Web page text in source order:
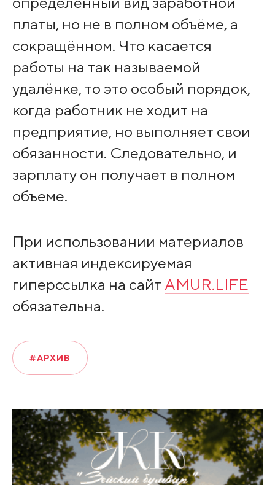
платы, но не в полном объёме, а
сокращённом. Что касается
работы на так называемой
удалёнке, то это особый порядок,
когда работник не ходит на
предприятие, но выполняет свои
обязанности. Следовательно, и
зарплату он получает в полном
объеме.
При использовании материалов
активная индексируемая
гиперссылка на сайт AMUR.LIFE
обязательна.
#АРХИВ